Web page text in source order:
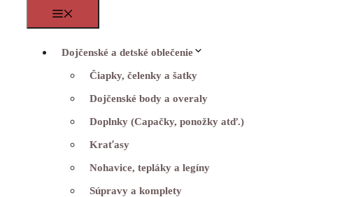
Dojčenské a detské oblečenie
Čiapky, čelenky a šatky
Dojčenské body a overaly
Doplnky (Capačky, ponožky atď.)
Kraťasy
Nohavice, tepláky a legíny
Súpravy a komplety